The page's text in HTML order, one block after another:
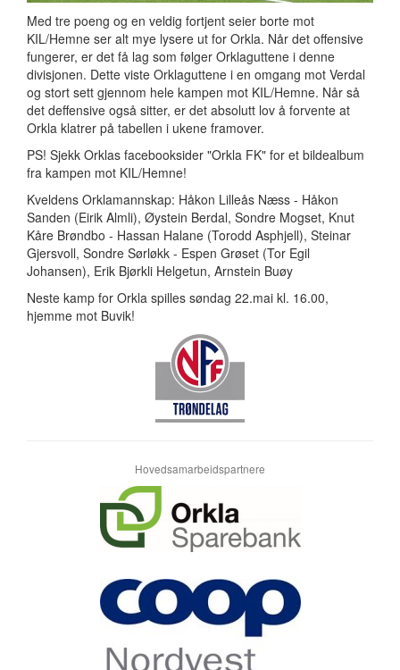
Med tre poeng og en veldig fortjent seier borte mot
KIL/Hemne ser alt mye lysere ut for Orkla. Når det offensive
fungerer, er det få lag som følger Orklaguttene i denne
divisjonen. Dette viste Orklaguttene i en omgang mot Verdal
og stort sett gjennom hele kampen mot KIL/Hemne. Når så
det deffensive også sitter, er det absolutt lov å forvente at
Orkla klatrer på tabellen i ukene framover.
PS! Sjekk Orklas facebooksider "Orkla FK" for et bildealbum
fra kampen mot KIL/Hemne!
Kveldens Orklamannskap: Håkon Lilleås Næss - Håkon
Sanden (Eirik Almli), Øystein Berdal, Sondre Mogset, Knut
Kåre Brøndbo - Hassan Halane (Torodd Asphjell), Steinar
Gjersvoll, Sondre Sørløkk - Espen Grøset (Tor Egil
Johansen), Erik Bjørkli Helgetun, Arnstein Buøy
Neste kamp for Orkla spilles søndag 22.mai kl. 16.00,
hjemme mot Buvik!
Hovedsamarbeidspartnere